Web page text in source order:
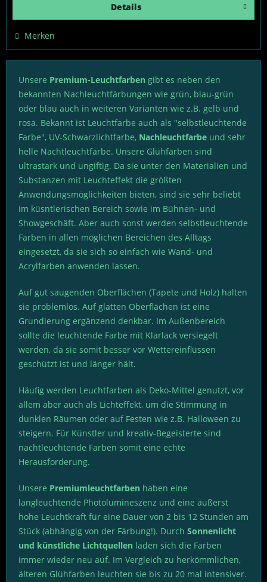
Details
Merken
Unsere Premium-Leuchtfarben gibt es neben den
bekannten Nachleuchtfärbungen wie grün, blau-grün
oder blau auch in weiteren Varianten wie z.B. gelb und
rosa. Bekannt ist Leuchtfarbe auch als "selbstleuchtende
Farbe", UV-Schwarzlichtfarbe, Nachleuchtfarbe und sehr
helle Nachtleuchtfarbe. Unsere Glühfarben sind
ultrastark und ungiftig. Da sie unter den Materialien und
Substanzen mit Leuchteffekt die größten
Anwendungsmöglichkeiten bieten, sind sie sehr beliebt
im küsntlerischen Bereich sowie im Bühnen- und
Showgeschäft. Aber auch sonst werden selbstleuchtende
Farben in allen möglichen Bereichen des Alltags
eingesetzt, da sie sich so einfach wie Wand- und
Acrylfarben anwenden lassen.
Auf gut saugenden Oberflächen (Tapete und Holz) halten
sie problemlos. Auf glatten Oberflächen ist eine
Grundierung ergänzend denkbar. Im Außenbereich
sollte die leuchtende Farbe mit Klarlack versiegelt
werden, da sie somit besser vor Wettereinflüssen
geschützt ist und länger hält.
Häufig werden Leuchtfarben als Deko-Mittel genutzt, vor
allem aber auch als Lichteffekt, um die Stimmung in
dunklen Räumen oder auf Festen wie z.B. Halloween zu
steigern. Für Künstler und kreativ-Begeisterte sind
nachtleuchtende Farben somit eine echte
Herausforderung.
Unsere Premiumleuchtfarben haben eine
langleuchtende Photolumineszenz und eine äußerst
hohe Leuchtkraft für eine Dauer von 2 bis 12 Stunden am
Stück (abhängig von der Färbung!). Durch Sonnenlicht
und künstliche Lichtquellen laden sich die Farben
immer wieder neu auf. Im Vergleich zu herkömmlichen,
älteren Glühfarben leuchten sie bis zu 20 mal intensiver.